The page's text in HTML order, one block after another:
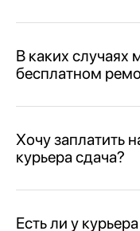
В каких случаях
бесплатном
Хочу заплатить
курьера сдача?
Есть ли у